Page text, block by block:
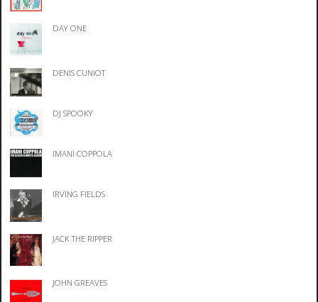
DAY ONE
DENIS CUNIOT
DJ SPOOKY
IMANI COPPOLA
IRVING FIELDS
JACK THE RIPPER
JOHN GREAVES